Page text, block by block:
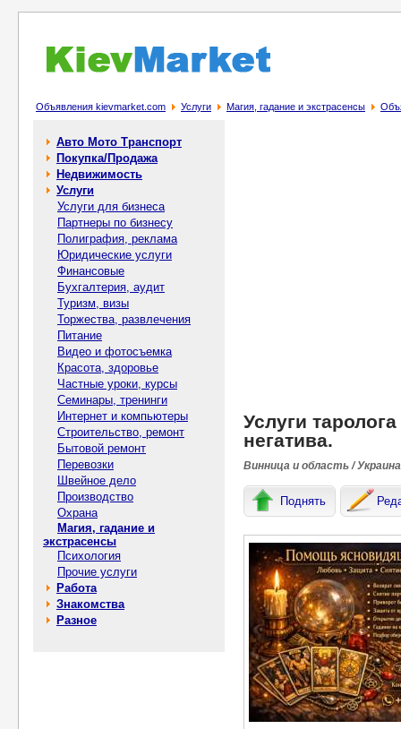
Объявления kievmarket.com Услуги Магия, гадание и экстрасенсы
Авто Мото Транспорт
Покупка/Продажа
Недвижимость
Услуги
Услуги для бизнеса
Партнеры по бизнесу
Полиграфия, реклама
Юридические услуги
Финансовые
Бухгалтерия, аудит
Туризм, визы
Торжества, развлечения
Питание
Видео и фотосъемка
Красота, здоровье
Частные уроки, курсы
Семинары, тренинги
Интернет и компьютеры
Строительство, ремонт
Бытовой ремонт
Перевозки
Швейное дело
Производство
Охрана
Магия, гадание и
экстрасенсы
Психология
Прочие услуги
Работа
Знакомства
Разное
Услуги
негатива.
Винница и область / Украина
Поднять